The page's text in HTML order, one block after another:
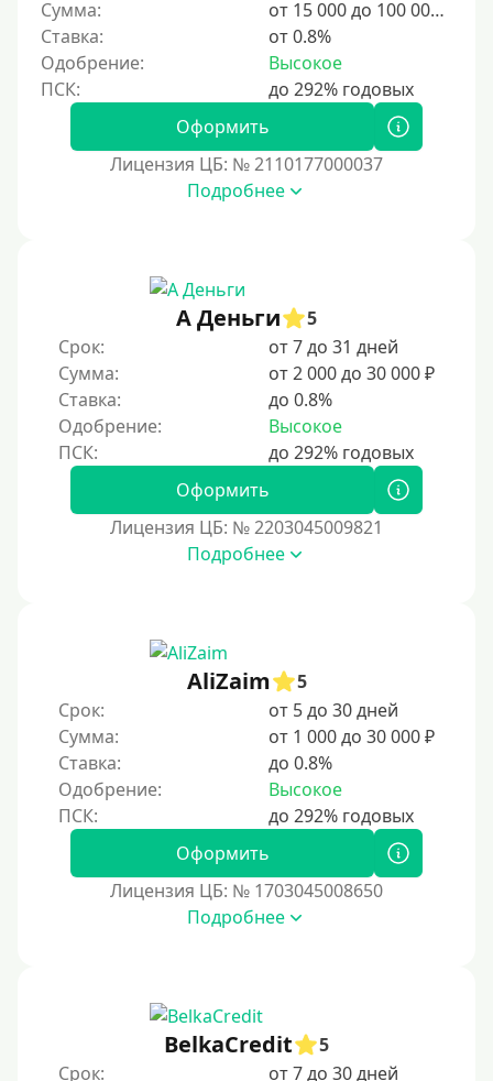
Сумма:
от 15 000 до 100 000 ₽
Ставка:
от 0.8%
Одобрение:
Высокое
Оформить
Лицензия ЦБ: № 2110177000037
Подробнее
А Деньги
5
Срок:
от 7 до 31 дней
Сумма:
от 2 000 до 30 000 ₽
Ставка:
до 0.8%
Одобрение:
Высокое
Оформить
Лицензия ЦБ: № 2203045009821
Подробнее
AliZaim
5
Срок:
от 5 до 30 дней
Сумма:
от 1 000 до 30 000 ₽
Ставка:
до 0.8%
Одобрение:
Высокое
Оформить
Лицензия ЦБ: № 1703045008650
Подробнее
BelkaCredit
5
Срок:
от 7 до 30 дней